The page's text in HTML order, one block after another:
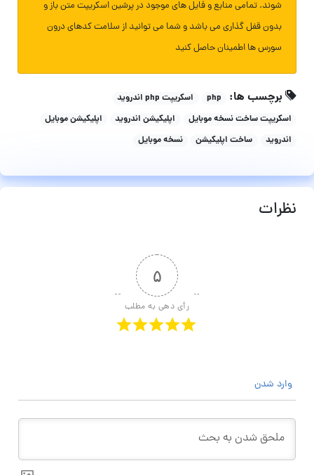
شوند. تمامی منابع و فایل های موجود در پرشین اسکریپت متن باز و
بدون قفل گذاری می باشد و شما می توانید از سلامت کدهای درون
سورس ها اطمینان حاصل کنید
برچسب ها: php
اسکریپت php اندروید
اسکریپت ساخت نسخه موبایل
اپلیکیشن اندروید
اپلیکیشن موبایل
اندروید
ساخت اپلیکیشن نسخه موبایل
نظرات
۵
رأی دهی به مطلب
وارد شدن